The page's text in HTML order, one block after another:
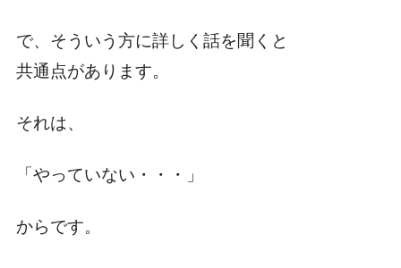
で、そういう方に詳しく話を聞くと
共通点があります。
それは、
「やっていない・・・」
からです。